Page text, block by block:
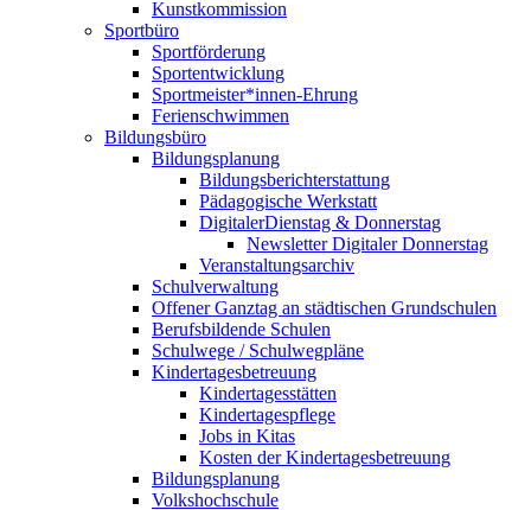
Kunstkommission
Sportbüro
Sportförderung
Sportentwicklung
Sportmeister*innen-Ehrung
Ferienschwimmen
Bildungsbüro
Bildungsplanung
Bildungsberichterstattung
Pädagogische Werkstatt
DigitalerDienstag & Donnerstag
Newsletter Digitaler Donnerstag
Veranstaltungsarchiv
Schulverwaltung
Offener Ganztag an städtischen Grundschulen
Berufsbildende Schulen
Schulwege / Schulwegpläne
Kindertagesbetreuung
Kindertagesstätten
Kindertagespflege
Jobs in Kitas
Kosten der Kindertagesbetreuung
Bildungsplanung
Volkshochschule